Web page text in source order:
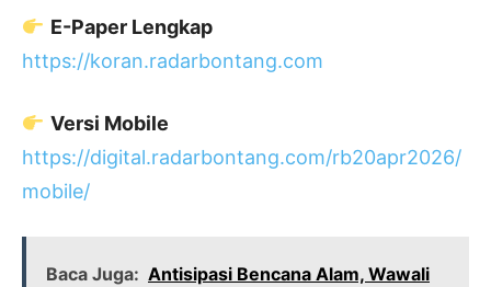
E-Paper Lengkap
https://koran.radarbontang.com
Versi Mobile
https://digital.radarbontang.com/rb20apr2026/
mobile/
Baca Juga: Antisipasi Bencana Alam, Wawali